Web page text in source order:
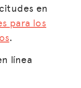
en
para los
.
línea